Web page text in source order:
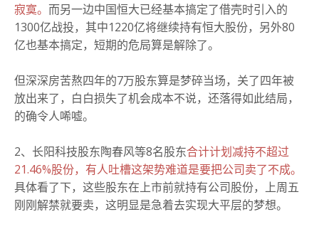
寂寞。 而另一边中国恒大已经基本搞定了借壳时引入的
1300亿战投，其中1220亿将继续持有恒大股份，另外80
亿也基本搞定，短期的危局算是解除了。
但深深房苦熬四年的7万股东算是梦碎当场，关了四年被
放出来了，白白损失了机会成本不说，还落得如此结局，
的确令人唏嘘。
2、长阳科技股东陶春风等8名股东合计计划减持不超过
21.46%股份，有人吐槽这架势难道是要把公司卖了不成。
具体看了下，这些股东在上市前就持有公司股份，上周五
刚刚解禁就要卖，这明显是急着去实现大平层的梦想。